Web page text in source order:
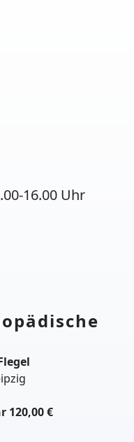
16.00 Uhr
120,00 €